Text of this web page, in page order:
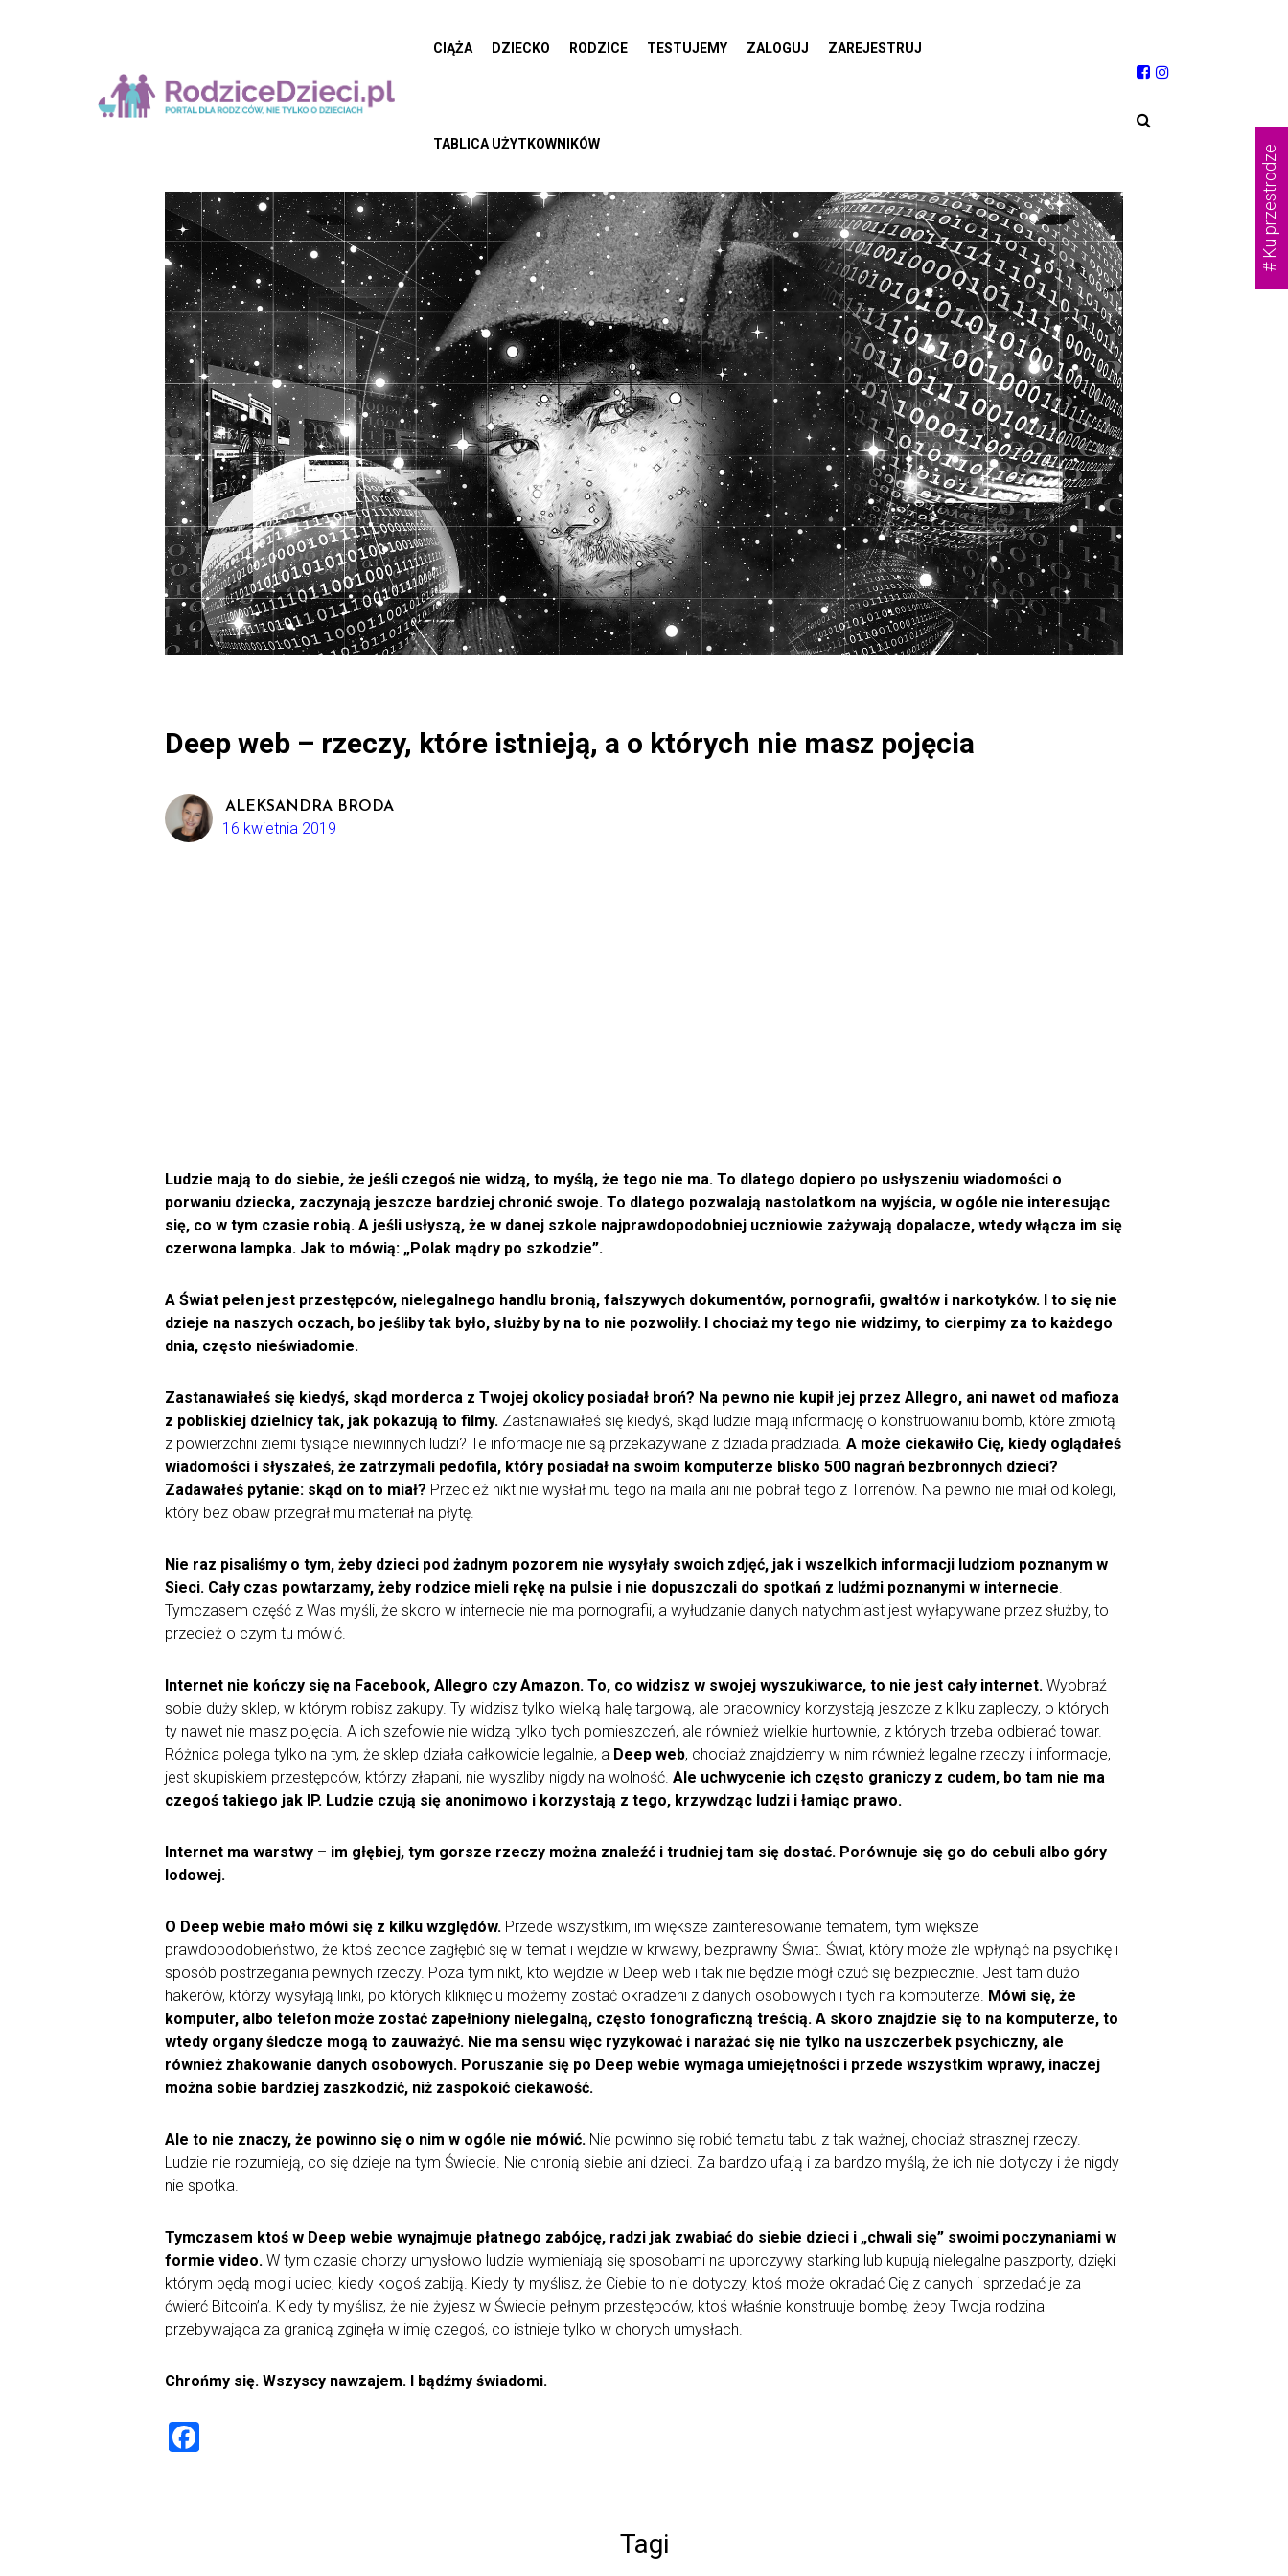
CIĄŻA DZIECKO RODZICE TESTUJEMY ZALOGUJ ZAREJESTRUJ
TABLICA UŻYTKOWNIKÓW
Deep web – rzeczy, które istnieją, a o których nie masz pojęcia
ALEKSANDRA BRODA
16 kwietnia 2019
Ludzie mają to do siebie, że jeśli czegoś nie widzą, to myślą, że tego nie ma. To dlatego dopiero po usłyszeniu wiadomości o
porwaniu dziecka, zaczynają jeszcze bardziej chronić swoje. To dlatego pozwalają nastolatkom na wyjścia, w ogóle nie interesując
się, co w tym czasie robią. A jeśli usłyszą, że w danej szkole najprawdopodobniej uczniowie zażywają dopalacze, wtedy włącza im się
czerwona lampka. Jak to mówią: „Polak mądry po szkodzie”.
A Świat pełen jest przestępców, nielegalnego handlu bronią, fałszywych dokumentów, pornografii, gwałtów i narkotyków. I to się nie
dzieje na naszych oczach, bo jeśliby tak było, służby by na to nie pozwoliły. I chociaż my tego nie widzimy, to cierpimy za to każdego
dnia, często nieświadomie.
Zastanawiałeś się kiedyś, skąd morderca z Twojej okolicy posiadał broń? Na pewno nie kupił jej przez Allegro, ani nawet od mafioza
z pobliskiej dzielnicy tak, jak pokazują to filmy. Zastanawiałeś się kiedyś, skąd ludzie mają informację o konstruowaniu bomb, które zmiotą
z powierzchni ziemi tysiące niewinnych ludzi? Te informacje nie są przekazywane z dziada pradziada. A może ciekawiło Cię, kiedy oglądałeś
wiadomości i słyszałeś, że zatrzymali pedofila, który posiadał na swoim komputerze blisko 500 nagrań bezbronnych dzieci?
Zadawałeś pytanie: skąd on to miał? Przecież nikt nie wysłał mu tego na maila ani nie pobrał tego z Torrenów. Na pewno nie miał od kolegi,
który bez obaw przegrał mu materiał na płytę.
Nie raz pisaliśmy o tym, żeby dzieci pod żadnym pozorem nie wysyłały swoich zdjęć, jak i wszelkich informacji ludziom poznanym w
Sieci. Cały czas powtarzamy, żeby rodzice mieli rękę na pulsie i nie dopuszczali do spotkań z ludźmi poznanymi w internecie.
Tymczasem część z Was myśli, że skoro w internecie nie ma pornografii, a wyłudzanie danych natychmiast jest wyłapywane przez służby, to
przecież o czym tu mówić.
Internet nie kończy się na Facebook, Allegro czy Amazon. To, co widzisz w swojej wyszukiwarce, to nie jest cały internet. Wyobraź
sobie duży sklep, w którym robisz zakupy. Ty widzisz tylko wielką halę targową, ale pracownicy korzystają jeszcze z kilku zapleczy, o których
ty nawet nie masz pojęcia. A ich szefowie nie widzą tylko tych pomieszczeń, ale również wielkie hurtownie, z których trzeba odbierać towar.
Różnica polega tylko na tym, że sklep działa całkowicie legalnie, a Deep web, chociaż znajdziemy w nim również legalne rzeczy i informacje,
jest skupiskiem przestępców, którzy złapani, nie wyszliby nigdy na wolność. Ale uchwycenie ich często graniczy z cudem, bo tam nie ma
czegoś takiego jak IP. Ludzie czują się anonimowo i korzystają z tego, krzywdząc ludzi i łamiąc prawo.
Internet ma warstwy – im głębiej, tym gorsze rzeczy można znaleźć i trudniej tam się dostać. Porównuje się go do cebuli albo góry
lodowej.
O Deep webie mało mówi się z kilku względów. Przede wszystkim, im większe zainteresowanie tematem, tym większe
prawdopodobieństwo, że ktoś zechce zagłębić się w temat i wejdzie w krwawy, bezprawny Świat. Świat, który może źle wpłynąć na psychikę i
sposób postrzegania pewnych rzeczy. Poza tym nikt, kto wejdzie w Deep web i tak nie będzie mógł czuć się bezpiecznie. Jest tam dużo
hakerów, którzy wysyłają linki, po których kliknięciu możemy zostać okradzeni z danych osobowych i tych na komputerze. Mówi się, że
komputer, albo telefon może zostać zapełniony nielegalną, często fonograficzną treścią. A skoro znajdzie się to na komputerze, to
wtedy organy śledcze mogą to zauważyć. Nie ma sensu więc ryzykować i narażać się nie tylko na uszczerbek psychiczny, ale
również zhakowanie danych osobowych. Poruszanie się po Deep webie wymaga umiejętności i przede wszystkim wprawy, inaczej
można sobie bardziej zaszkodzić, niż zaspokoić ciekawość.
Ale to nie znaczy, że powinno się o nim w ogóle nie mówić. Nie powinno się robić tematu tabu z tak ważnej, chociaż strasznej rzeczy.
Ludzie nie rozumieją, co się dzieje na tym Świecie. Nie chronią siebie ani dzieci. Za bardzo ufają i za bardzo myślą, że ich nie dotyczy i że nigdy
nie spotka.
Tymczasem ktoś w Deep webie wynajmuje płatnego zabójcę, radzi jak zwabiać do siebie dzieci i „chwali się” swoimi poczynaniami w
formie video. W tym czasie chorzy umysłowo ludzie wymieniają się sposobami na uporczywy starking lub kupują nielegalne paszporty, dzięki
którym będą mogli uciec, kiedy kogoś zabiją. Kiedy ty myślisz, że Ciebie to nie dotyczy, ktoś może okradać Cię z danych i sprzedać je za
ćwierć Bitcoin’a. Kiedy ty myślisz, że nie żyjesz w Świecie pełnym przestępców, ktoś właśnie konstruuje bombę, żeby Twoja rodzina
przebywająca za granicą zginęła w imię czegoś, co istnieje tylko w chorych umysłach.
Chrońmy się. Wszyscy nawzajem. I bądźmy świadomi.
Tagi
# Ku przestrodze